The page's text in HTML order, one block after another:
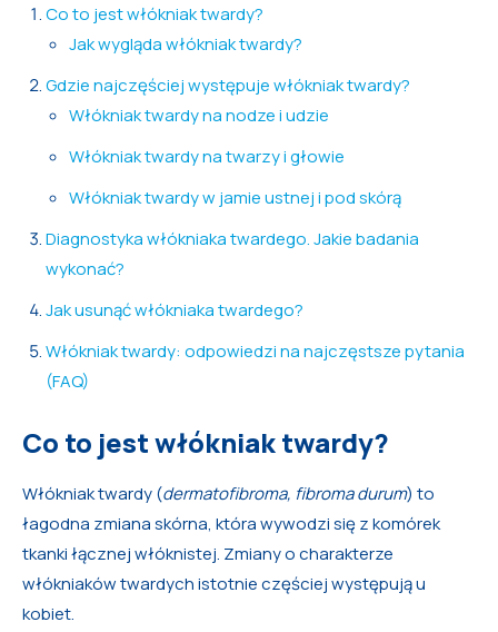
Co to jest włókniak twardy?
Jak wygląda włókniak twardy?
Gdzie najczęściej występuje włókniak twardy?
Włókniak twardy na nodze i udzie
Włókniak twardy na twarzy i głowie
Włókniak twardy w jamie ustnej i pod skórą
Diagnostyka włókniaka twardego. Jakie badania
wykonać?
Jak usunąć włókniaka twardego?
Włókniak twardy: odpowiedzi na najczęstsze pytania
(FAQ)
Co to jest włókniak twardy?
Włókniak twardy (dermatofibroma, fibroma durum) to
łagodna zmiana skórna, która wywodzi się z komórek
tkanki łącznej włóknistej. Zmiany o charakterze
włókniaków twardych istotnie częściej występują u
kobiet.